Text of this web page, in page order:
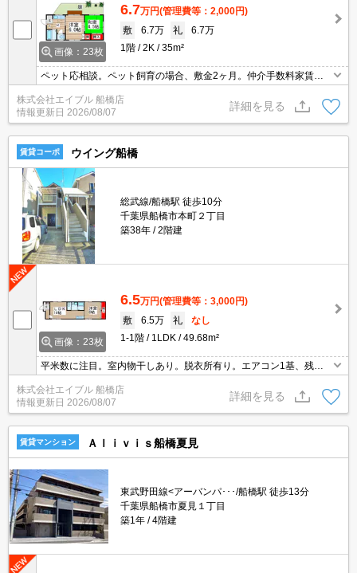
画像：23枚
6.7万円(管理費等：2,000円)
敷
6.7万 礼
6.7万
1階
2K 35m²
ペット応相談。ペット飼育の場合、敷金2ヶ月。仲介手数料家賃の0.
55ヵ月分。経済的な都市ガス使用。保証会社加入要(初回月額総額5
0%、月次月額総額2%)。
株式会社エイブル 船橋店
情報更新日 2026/08/07
詳細を見る
賃貸コーポ ウイング船橋
総武線/船橋駅 徒歩10分
千葉県船橋市本町２丁目
築38年
2階建
画像：23枚
6.5万円(管理費等：3,000円)
敷
6.5万 礼
なし
1-1階
1LDK 49.68m²
平米数に注目。室内物干しあり。脱衣所有り。エアコン1基、残置
物有。一押し物件。
株式会社エイブル 船橋店
情報更新日 2026/08/07
詳細を見る
賃貸マンション Ａｌｉｖｉｓ船橋夏見
東武野田線<アーバンパ･･･/船橋駅 徒歩13分
千葉県船橋市夏見１丁目
築1年
4階建